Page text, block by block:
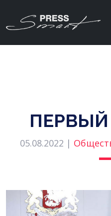
05.08.2022 |